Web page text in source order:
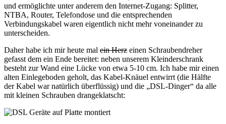
und ermöglichte unter anderem den Internet-Zugang: Splitter,
NTBA, Router, Telefondose und die entsprechenden
Verbindungskabel waren eigentlich nicht mehr voneinander zu
unterscheiden.
Daher habe ich mir heute mal ein Herz einen Schraubendreher
gefasst dem ein Ende bereitet: neben unserem Kleinderschrank
besteht zur Wand eine Lücke von etwa 5-10 cm. Ich habe mir einen
alten Einlegeboden geholt, das Kabel-Knäuel entwirrt (die Hälfte
der Kabel war natürlich überflüssig) und die „DSL-Dinger“ da alle
mit kleinen Schrauben drangeklatscht: